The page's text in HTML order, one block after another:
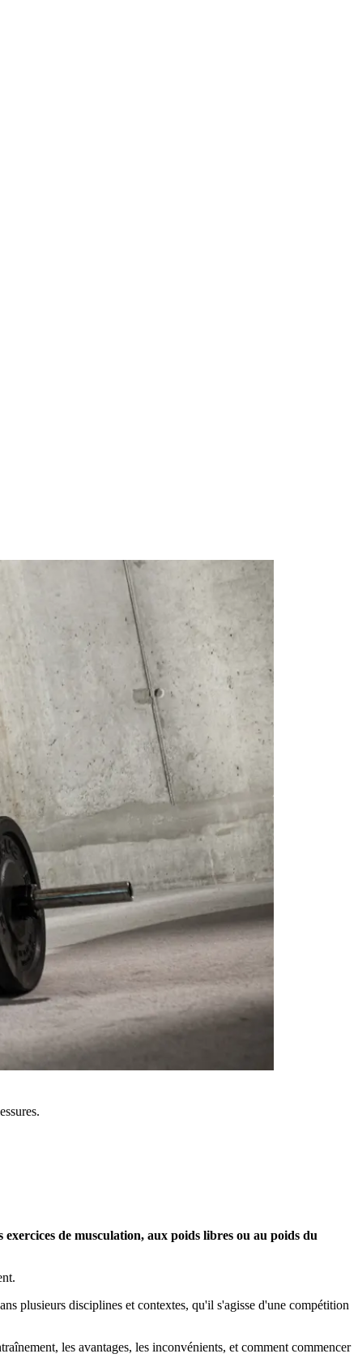
de musculation, aux poids libres ou au poids du
plusieurs disciplines et contextes, qu'il s'agisse d'une compétition
les avantages, les inconvénients, et comment commencer